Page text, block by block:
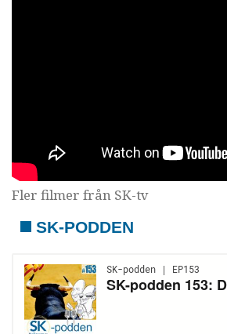
Fler filmer från SK-tv
SK-PODDEN